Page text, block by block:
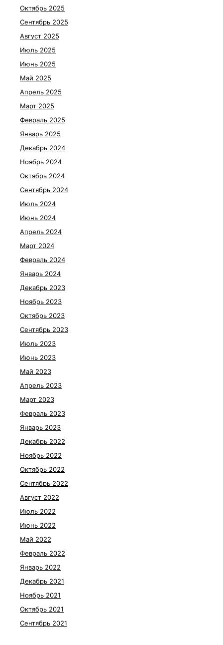
Октябрь 2025
Сентябрь 2025
Август 2025
Июль 2025
Июнь 2025
Май 2025
Апрель 2025
Март 2025
Февраль 2025
Январь 2025
Декабрь 2024
Ноябрь 2024
Октябрь 2024
Сентябрь 2024
Июль 2024
Июнь 2024
Апрель 2024
Март 2024
Февраль 2024
Январь 2024
Декабрь 2023
Ноябрь 2023
Октябрь 2023
Сентябрь 2023
Июль 2023
Июнь 2023
Май 2023
Апрель 2023
Март 2023
Февраль 2023
Январь 2023
Декабрь 2022
Ноябрь 2022
Октябрь 2022
Сентябрь 2022
Август 2022
Июль 2022
Июнь 2022
Май 2022
Февраль 2022
Январь 2022
Декабрь 2021
Ноябрь 2021
Октябрь 2021
Сентябрь 2021